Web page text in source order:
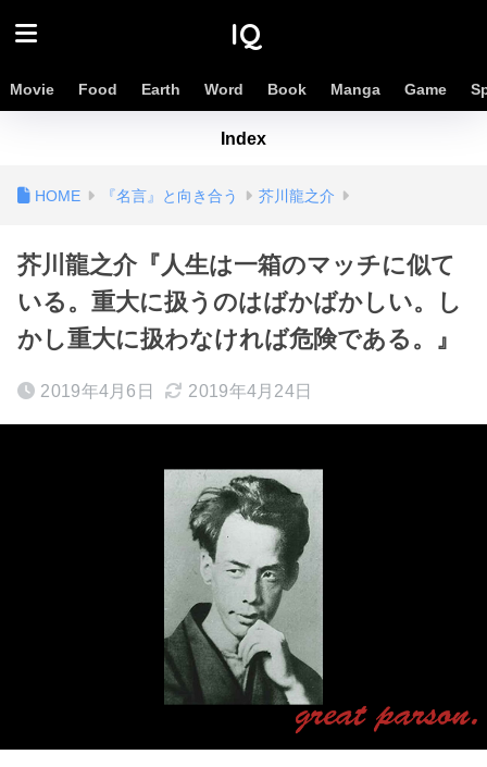
IQ
Movie Food Earth Word Book Manga Game
Index
『名言』と向き合う 芥川龍之介
芥川龍之介『人生は一箱のマッチに似て
いる。重大に扱うのはばかばかしい。し
かし重大に扱わなければ危険である。』
2019年4月6日 2019年4月24日